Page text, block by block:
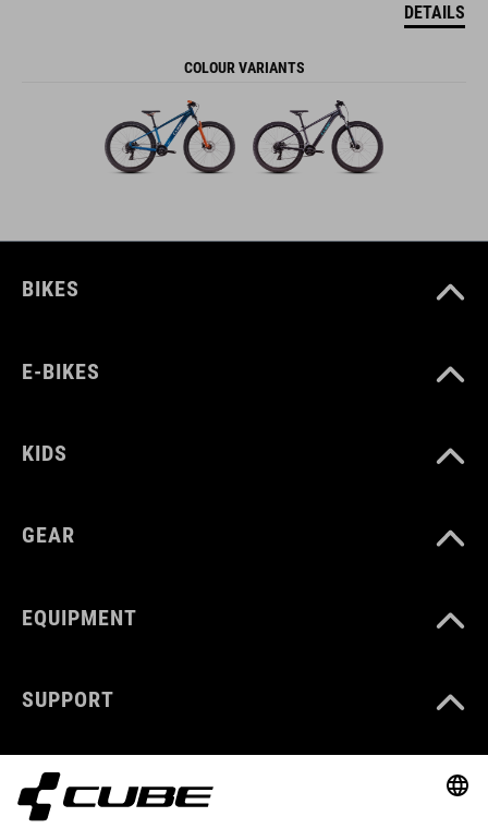
DETAILS
COLOUR VARIANTS
BIKES
E-BIKES
KIDS
GEAR
EQUIPMENT
SUPPORT
ABOUT US